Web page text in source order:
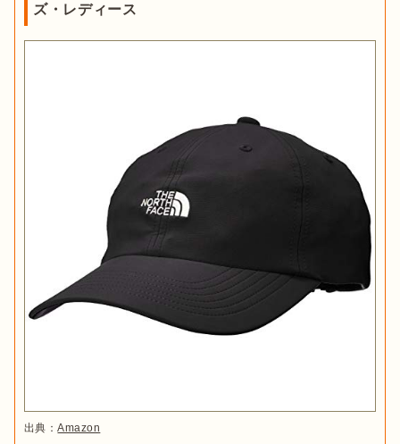
ズ・レディース
出典：Amazon